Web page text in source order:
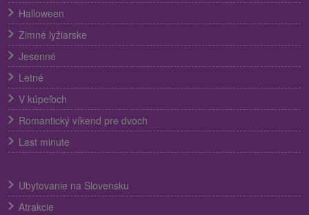
Halloween
Zimné lyžiarske
Jesenné
Letné
V kúpeľoch
Romantický víkend pre dvoch
Last minute
Ubytovanie na Slovensku
Atrakcie